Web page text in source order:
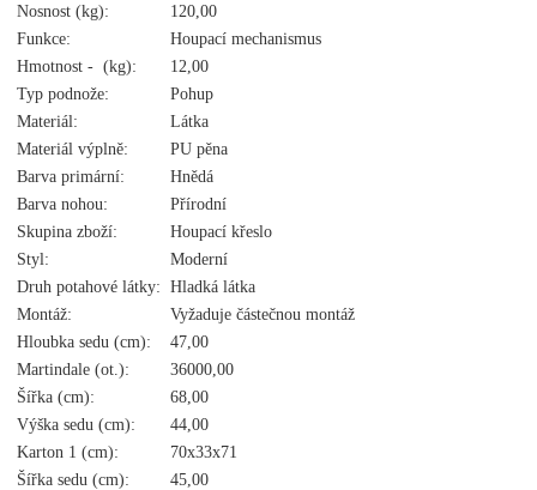
Nosnost (kg):
120,00
Funkce:
Houpací mechanismus
Hmotnost - (kg):
12,00
Typ podnože:
Pohup
Materiál:
Látka
Materiál výplně:
PU pěna
Barva primární:
Hnědá
Barva nohou:
Přírodní
Skupina zboží:
Houpací křeslo
Styl:
Moderní
Druh potahové látky:
Hladká látka
Montáž:
Vyžaduje částečnou montáž
Hloubka sedu (cm):
47,00
Martindale (ot.):
36000,00
Šířka (cm):
68,00
Výška sedu (cm):
44,00
Karton 1 (cm):
70x33x71
Šířka sedu (cm):
45,00